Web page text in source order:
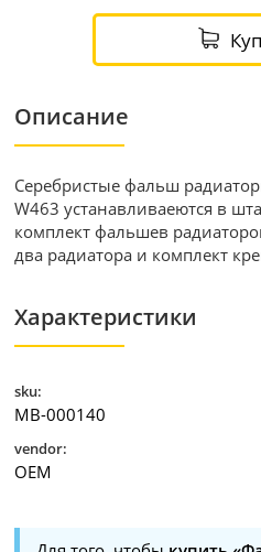
Описание
Серебристые фальш
W463 устанавливаеются в
комплект фальшев
два радиатора и комплект
Характеристики
sku:
MB-000140
vendor:
OEM